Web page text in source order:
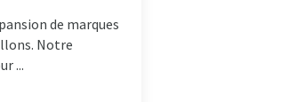
de marques
Notre
...